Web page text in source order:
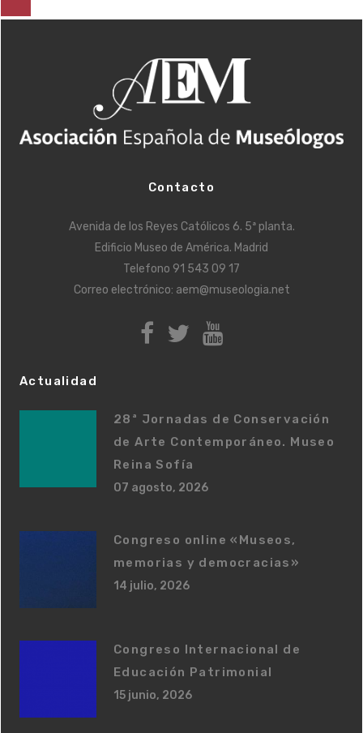
Contacto
Avenida de los Reyes Católicos 6. 5ª planta.
Edificio Museo de América. Madrid
Telefono 91 543 09 17
Correo electrónico: aem@museologia.net
Actualidad
28ª Jornadas de Conservación
de Arte Contemporáneo. Museo
Reina Sofía
07 agosto, 2026
Congreso online «Museos,
memorias y democracias»
14 julio, 2026
Congreso Internacional de
Educación Patrimonial
15 junio, 2026